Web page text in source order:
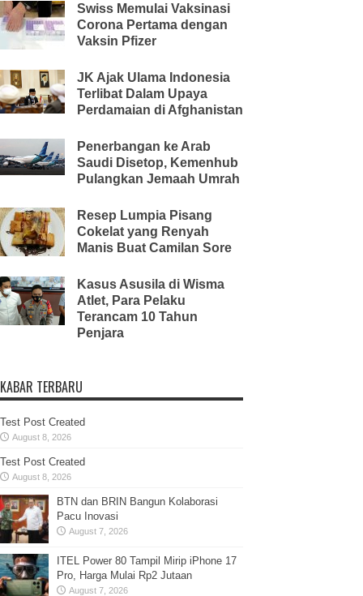
Swiss Memulai Vaksinasi
Corona Pertama dengan
Vaksin Pfizer
JK Ajak Ulama Indonesia
Terlibat Dalam Upaya
Perdamaian di Afghanistan
Penerbangan ke Arab
Saudi Disetop, Kemenhub
Pulangkan Jemaah Umrah
Resep Lumpia Pisang
Cokelat yang Renyah
Manis Buat Camilan Sore
Kasus Asusila di Wisma
Atlet, Para Pelaku
Terancam 10 Tahun
Penjara
KABAR TERBARU
Test Post Created
August 8, 2026
Test Post Created
August 8, 2026
BTN dan BRIN Bangun Kolaborasi
Pacu Inovasi
August 7, 2026
ITEL Power 80 Tampil Mirip iPhone 17
Pro, Harga Mulai Rp2 Jutaan
August 7, 2026